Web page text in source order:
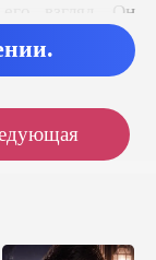
его взгляд. Он